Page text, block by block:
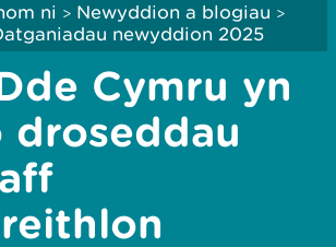
ni > Newyddion a blogiau >
newyddion 2025
Cymru yn
droseddau